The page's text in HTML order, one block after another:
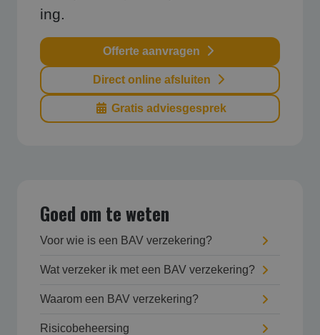
ing.
Offerte aanvragen
Direct online afsluiten
Gratis adviesgesprek
Goed om te weten
Voor wie is een BAV verzekering?
Wat verzeker ik met een BAV verzekering?
Waarom een BAV verzekering?
Risicobeheersing